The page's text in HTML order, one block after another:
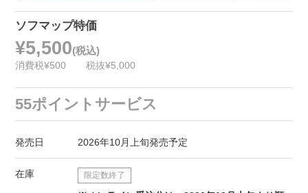
ソフマップ特価
¥5,500(税込)
消費税¥500 税抜¥5,000
55ポイントサービス
発売日 2026年10月上旬発売予定
在庫 限定数終了